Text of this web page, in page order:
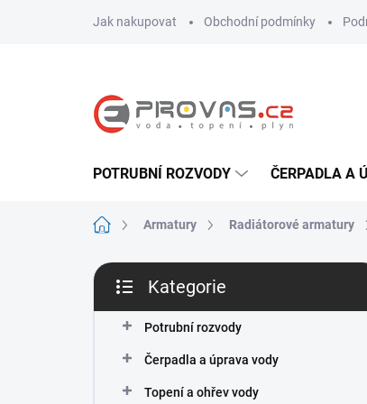
Jak nakupovat Obchodní podmínky
POTRUBNÍ ROZVODY ČERPADLA A
Domů Armatury Radiátorové armatury
P
s
kategorie
Kategorie
Potrubní rozvody
Čerpadla a úprava vody
Topení a ohřev vody